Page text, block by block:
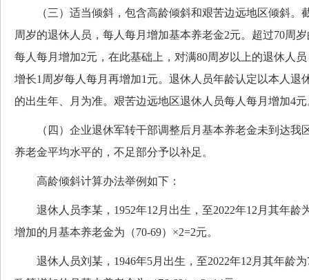
（三）适当倾斜，包含高龄倾斜和艰苦边远地区倾斜。截
周岁的退休人员，每人每月增加基本养老金2元。超过70周
每人每月增加2元，在此基础上，对满80周岁以上的退休人
增长1周岁每人每月再增加1元。退休人员年龄认定以本人退
的出生年、月为准。艰苦边远地区退休人员每人每月增加4元
（四）企业退休军转干部调整后月基本养老金未到达我
养老金平均水平的，不足部分予以补足。
高龄倾斜计算办法举例如下：
退休人员李某，1952年12月出生，至2022年12月其年龄
增加的月基本养老金为（70-69）×2=2元。
退休人员刘某，1946年5月出生，至2022年12月其年龄为